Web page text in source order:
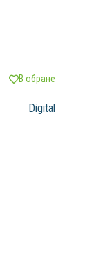
В обране
Digital